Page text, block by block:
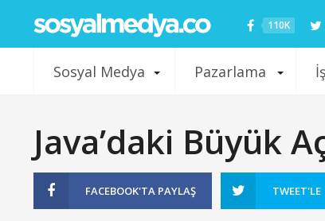
110K
Sosyal Medya Pazarlama
Java’daki Büyük
FACEBOOK'TA PAYLAŞ TWEET'LE